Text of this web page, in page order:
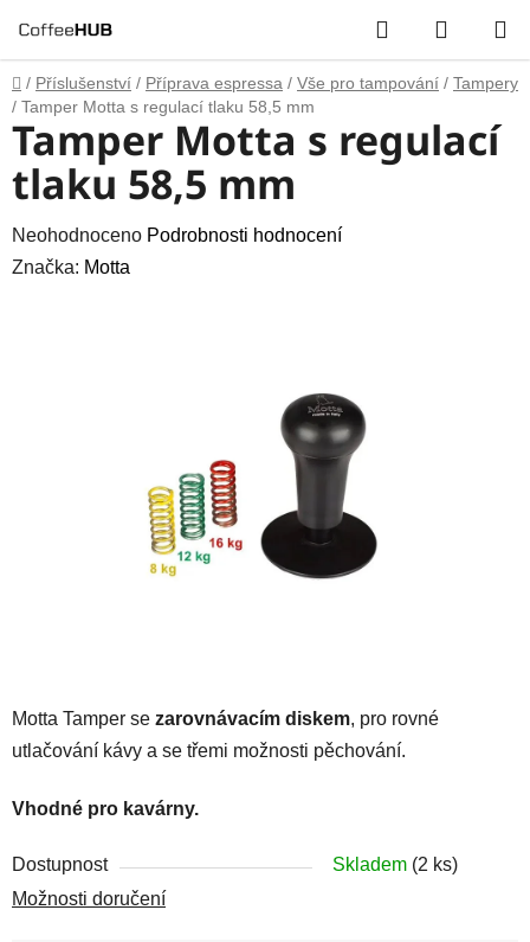
na
obsah
Hledat
KOŠÍK
Domů
/ Příslušenství / Příprava espressa / Vše pro tampování / Tampery
/ Tamper Motta s regulací tlaku 58,5 mm
Motta Tamper se zarovnávacím diskem, pro rovné
utlačování kávy a se třemi možnosti pěchování.
Vhodné pro kavárny.
Dostupnost Skladem (2 ks)
Možnosti doručení
Tamper Motta s regulací
tlaku 58,5 mm
Průměrné
hodnocení
Neohodnoceno Podrobnosti hodnocení
Značka: Motta